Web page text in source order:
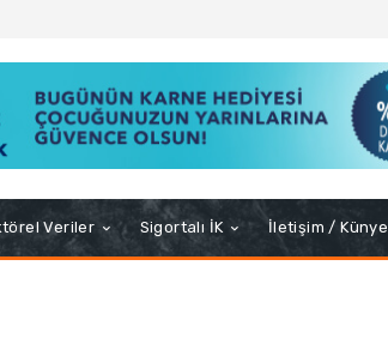
Veriler Sigortalı İK İletişim / Künye